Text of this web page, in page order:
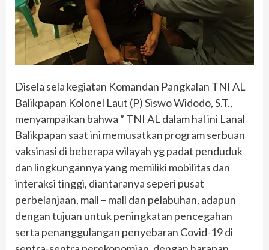
Disela sela kegiatan Komandan Pangkalan TNI AL
Balikpapan Kolonel Laut (P) Siswo Widodo, S.T.,
menyampaikan bahwa ” TNI AL dalam hal ini Lanal
Balikpapan saat ini memusatkan program serbuan
vaksinasi di beberapa wilayah yg padat penduduk
dan lingkungannya yang memiliki mobilitas dan
interaksi tinggi, diantaranya seperi pusat
perbelanjaan, mall – mall dan pelabuhan, adapun
dengan tujuan untuk peningkatan pencegahan
serta penanggulangan penyebaran Covid-19 di